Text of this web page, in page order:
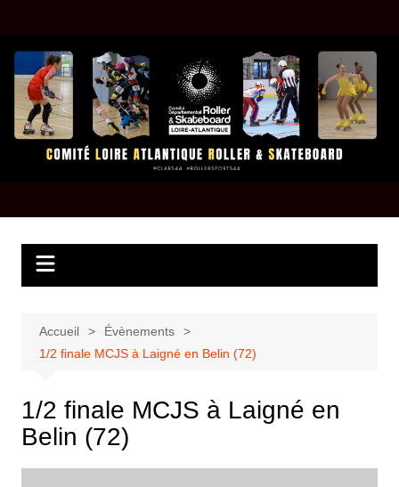
contenu
Accueil
Évènements
1/2 finale MCJS à Laigné en Belin (72)
1/2 finale MCJS à Laigné en
Belin (72)